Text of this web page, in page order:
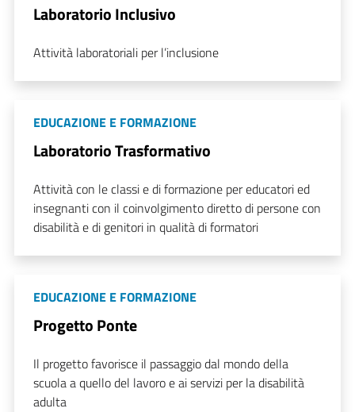
Laboratorio Inclusivo
Attività laboratoriali per l’inclusione
EDUCAZIONE E FORMAZIONE
Laboratorio Trasformativo
Attività con le classi e di formazione per educatori ed
insegnanti con il coinvolgimento diretto di persone con
disabilità e di genitori in qualità di formatori
EDUCAZIONE E FORMAZIONE
Progetto Ponte
Il progetto favorisce il passaggio dal mondo della
scuola a quello del lavoro e ai servizi per la disabilità
adulta